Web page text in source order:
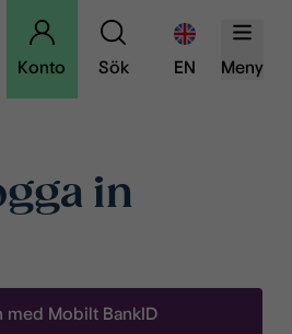
Konto Sök EN Meny
in
med Mobilt BankID